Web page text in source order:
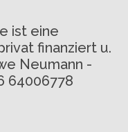
ist eine
finanziert u.
Neumann -
64006778